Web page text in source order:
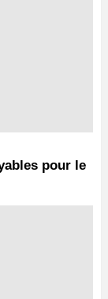
pour le